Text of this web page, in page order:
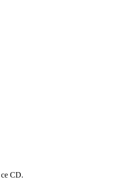
CD.